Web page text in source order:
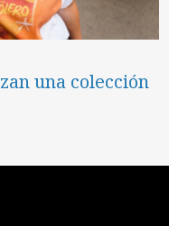
una colección